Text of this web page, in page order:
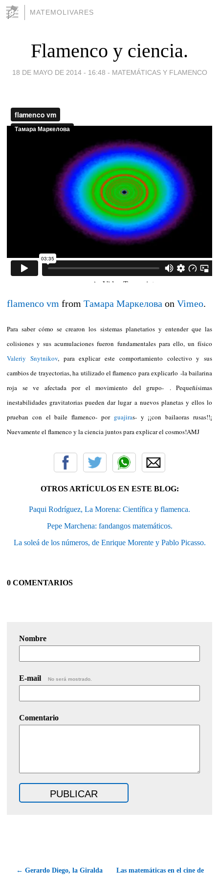
MATEMOLIVARES
Flamenco y ciencia.
18 DE MAYO DE 2014 - 16:48 - MATEMÁTICAS Y FLAMENCO
flamenco vm from Тамара Маркелова on Vimeo.
Para saber cómo se crearon los sistemas planetarios y entender que las
colisiones y sus acumulaciones fueron fundamentales para ello, un físico
Valeriy Snytnikov, para explicar este comportamiento colectivo y sus
cambios de trayectorias, ha utilizado el flamenco para explicarlo -la bailarina
roja se ve afectada por el movimiento del grupo- . Pequeñísimas
inestabilidades gravitatorias pueden dar lugar a nuevos planetas y ellos lo
prueban con el baile flamenco- por guajiras- y ¡¡con bailaoras rusas!!¡
Nuevamente el flamenco y la ciencia juntos para explicar el cosmos!AMJ
OTROS ARTÍCULOS EN ESTE BLOG:
Paqui Rodríguez, La Morena: Científica y flamenca.
Pepe Marchena: fandangos matemáticos.
La soleá de los números, de Enrique Morente y Pablo Picasso.
0 COMENTARIOS
Nombre
E-mail No será mostrado.
Comentario
← Gerardo Diego, la Giralda Las matemáticas en el cine de